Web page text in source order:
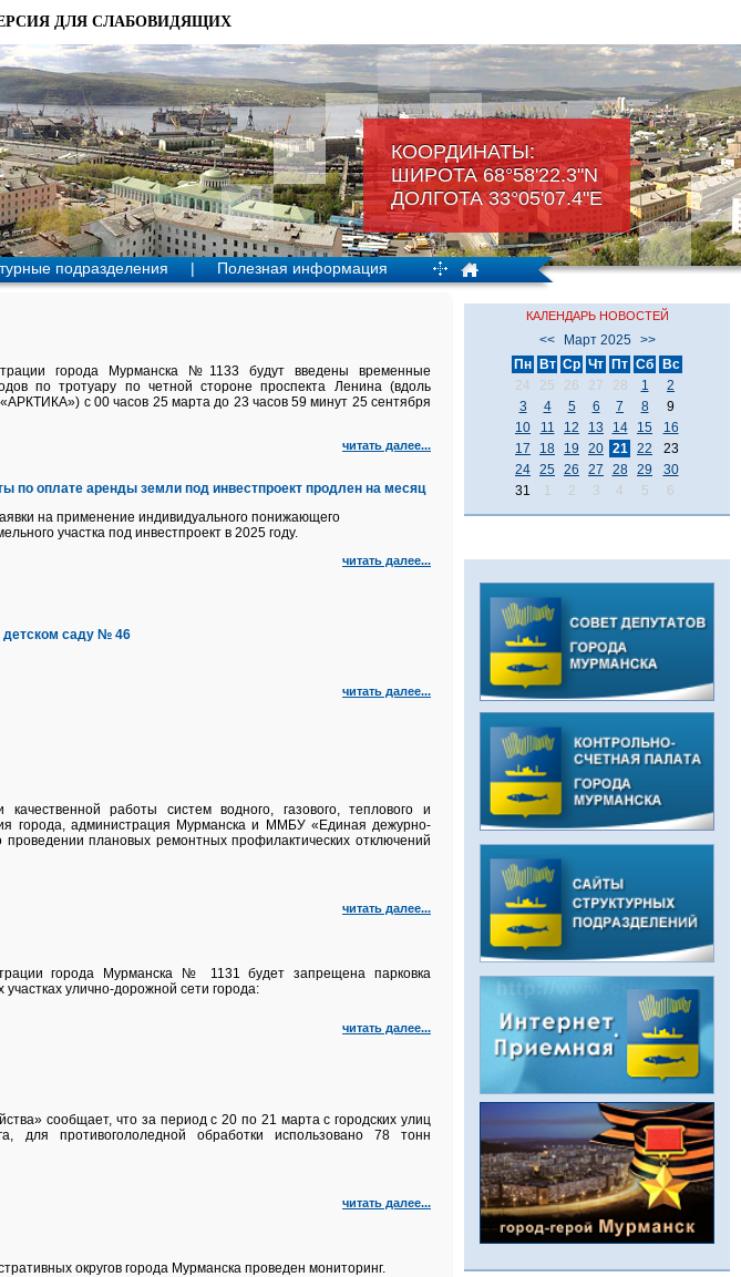
КООРДИНАТЫ:
ШИРОТА 68°58'22.3"N
ДОЛГОТА 33°05'07.4"Е
ДЛЯ СЛАБОВИДЯЩИХ
подразделения | Полезная информация
города Мурманска №1133 будут введены временные
по тротуару по четной стороне проспекта Ленина (вдоль
с 00 часов 25 марта до 23 часов 59 минут 25 сентября
читать далее...
по оплате аренды земли под инвестпроект продлен на месяц
на применение индивидуального понижающего
участка под инвестпроект в 2025 году.
читать далее...
саду № 46
читать далее...
работы систем водного, газового, теплового и
города, администрация Мурманска и ММБУ «Единая дежурно-
плановых ремонтных профилактических отключений
читать далее...
города Мурманска № 1131 будет запрещена парковка
улично-дорожной сети города:
читать далее...
сообщает, что за период с 20 по 21 марта с городских улиц
для противогололедной обработки использовано 78 тонн
читать далее...
округов города Мурманска проведен мониторинг.
КАЛЕНДАРЬ НОВОСТЕЙ
<< Март 2025
>>
Пн
Вт Ср Чт Пт Сб
Вс
24
25 26 27 28 1
2
3
4 5 6 7 8
9
10
11 12 13 14 15
16
17
18 19 20 21 22
23
24 25 26 27 28 29
30
31
1 2 3 4 5 6